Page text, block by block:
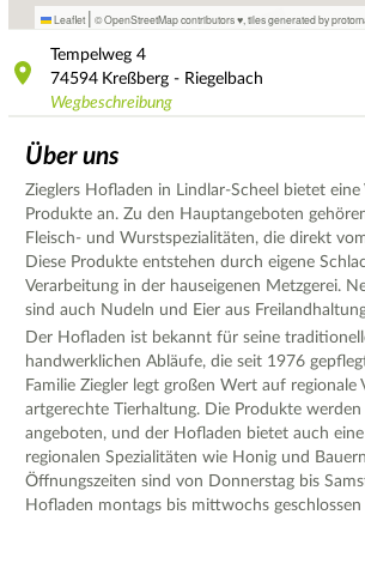
Leaflet | © OpenStreetMap contributors ♥, tiles generated by
Tempelweg 4
74594 Kreßberg - Riegelbach
Wegbeschreibung
Über uns
Zieglers Hofladen in Lindlar-Scheel bietet eine
Produkte an. Zu den Hauptangeboten
Fleisch- und Wurstspezialitäten, die direkt
Diese Produkte entstehen durch eigene
Verarbeitung in der hauseigenen Metzgerei.
sind auch Nudeln und Eier aus
Der Hofladen ist bekannt für seine
handwerklichen Abläufe, die seit 1976
Familie Ziegler legt großen Wert auf regionale
artgerechte Tierhaltung. Die Produkte
angeboten, und der Hofladen bietet auch
regionalen Spezialitäten wie Honig und
Öffnungszeiten sind von Donnerstag bis
Hofladen montags bis mittwochs geschlossen